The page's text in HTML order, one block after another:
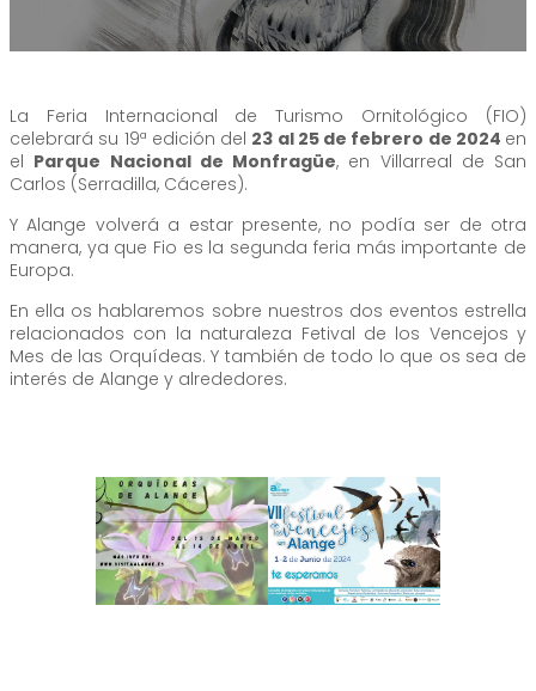
La Feria Internacional de Turismo Ornitológico (FIO)
celebrará su 19ª edición del 23 al 25 de febrero de 2024 en
el Parque Nacional de Monfragüe, en Villarreal de San
Carlos (Serradilla, Cáceres).
Y Alange volverá a estar presente, no podía ser de otra
manera, ya que Fio es la segunda feria más importante de
Europa.
En ella os hablaremos sobre nuestros dos eventos estrella
relacionados con la naturaleza Fetival de los Vencejos y
Mes de las Orquídeas. Y también de todo lo que os sea de
interés de Alange y alrededores.